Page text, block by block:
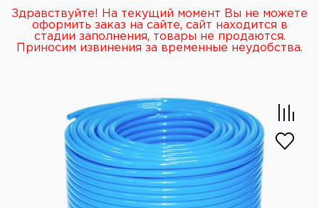
Здравствуйте! На текущий момент Вы не можете
оформить заказ на сайте, сайт находится в
стадии заполнения, товары не продаются.
Приносим извинения за временные неудобства.